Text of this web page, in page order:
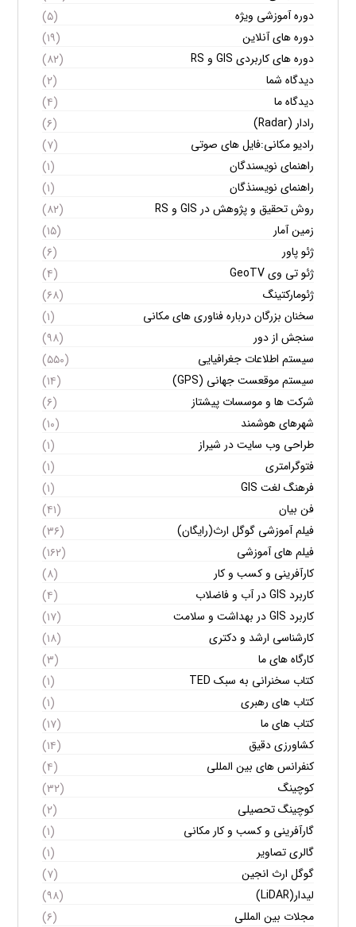
دوره آموزشی ویژه
(۵)
دوره های آنلاین
(۱۹)
دوره های کاربردی GIS و RS
(۸۲)
دیدگاه شما
(۲)
دیدگاه ما
(۴)
رادار (Radar)
(۶)
رادیو مکانی:فایل های صوتی
(۷)
راهنمای نویسندگان
(۱)
راهنمای نویسنذگان
(۱)
روش تحقیق و پژوهش در GIS و RS
(۸۲)
زمین آمار
(۱۵)
ژئو پاور
(۶)
ژئو تی وی GeoTV
(۴)
ژئومارکتینگ
(۶۸)
سخنان بزرگان درباره فناوری های مکانی
(۱)
سنجش از دور
(۹۸)
سیستم اطلاعات جغرافیایی
(۵۵۰)
سیستم موقعست جهانی (GPS)
(۱۴)
شرکت ها و موسسات پیشتاز
(۶)
شهرهای هوشمند
(۱۰)
طراحی وب سایت در شیراز
(۱)
فتوگرامتری
(۱)
فرهنگ لغت GIS
(۱)
فن بیان
(۴۱)
فیلم آموزشی گوگل ارث(رایگان)
(۳۶)
فیلم های آموزشی
(۱۶۲)
کارآفرینی و کسب و کار
(۸)
کاربرد GIS در آب و فاضلاب
(۴)
کاربرد GIS در بهداشت و سلامت
(۱۷)
کارشناسی ارشد و دکتری
(۱۸)
کارگاه های ما
(۳)
کتاب سخنرانی به سبک TED
(۱)
کتاب های رهبری
(۱)
کتاب های ما
(۱۷)
کشاورزی دقیق
(۱۴)
کنفرانس های بین المللی
(۴)
کوچینگ
(۳۲)
کوچینگ تحصیلی
(۲)
گارآفرینی و کسب و کار مکانی
(۱)
گالری تصاویر
(۱)
گوگل ارث انجین
(۷)
لیدار(LiDAR)
(۹۸)
مجلات بین المللی
(۶)